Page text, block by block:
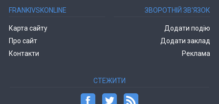
FRANKIVSKONLINE
Карта сайту
Про сайт
Контакти
ЗВОРОТНІЙ ЗВ’ЯЗОК
Додати подію
Додати заклад
Реклама
СТЕЖИТИ